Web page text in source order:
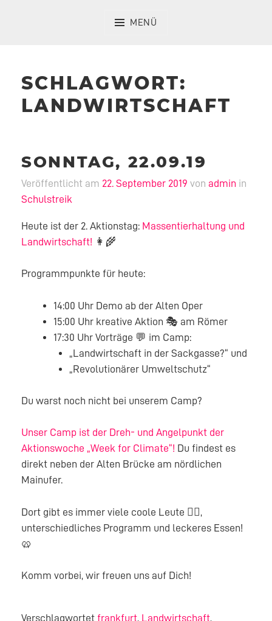
MENÜ
SCHLAGWORT:
LANDWIRTSCHAFT
SONNTAG, 22.09.19
Veröffentlicht am 22. September 2019 von admin in
Schulstreik
Heute ist der 2. Aktionstag: Massentierhaltung und
Landwirtschaft! 👩‍🌾
Programmpunkte für heute:
14:00 Uhr Demo ab der Alten Oper
15:00 Uhr kreative Aktion 🎭 am Römer
17:30 Uhr Vorträge 💬 im Camp:
„Landwirtschaft in der Sackgasse?“ und
„Revolutionärer Umweltschutz“
Du warst noch nicht bei unserem Camp?
Unser Camp ist der Dreh- und Angelpunkt der
Aktionswoche „Week for Climate“! Du findest es
direkt neben der Alten Brücke am nördlichen
Mainufer.
Dort gibt es immer viele coole Leute 🙋‍♀,
unterschiedliches Programm und leckeres Essen!
🥨
Komm vorbei, wir freuen uns auf Dich!
Verschlagwortet frankfurt, Landwirtschaft,